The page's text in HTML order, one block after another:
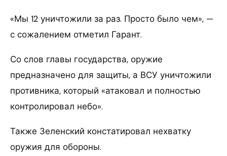
«Мы 12 уничтожили за раз. Просто было чем», —
с сожалением отметил Гарант.
Со слов главы государства, оружие
предназначено для защиты, а ВСУ уничтожили
противника, который «атаковал и полностью
контролировал небо».
Также Зеленский констатировал нехватку
оружия для обороны.